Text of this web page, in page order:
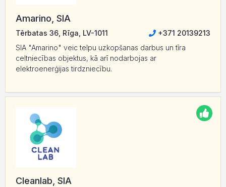
Amarino, SIA
Tērbatas 36, Rīga, LV-1011
+371 20139213
SIA "Amarino" veic telpu uzkopšanas darbus un tīra
celtniecības objektus, kā arī nodarbojas ar
elektroenerģijas tirdzniecību.
Cleanlab, SIA